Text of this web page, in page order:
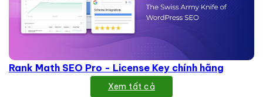
Rank Math SEO Pro - License Key chính hãng
Xem tất cả